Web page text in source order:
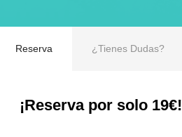
Reserva ¿Tienes Dudas?
¡Reserva por solo 19€!